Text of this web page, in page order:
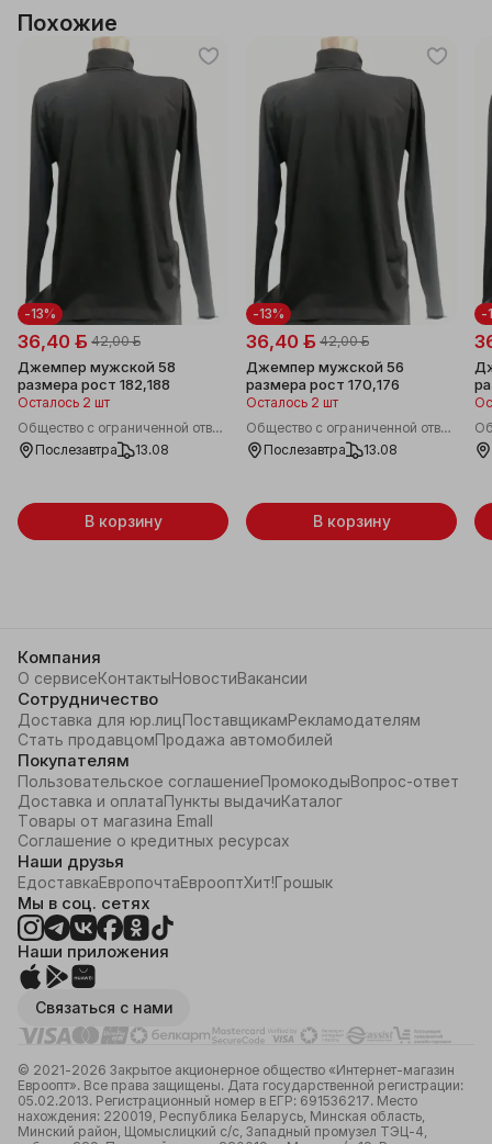
Похожие
-13%
36,40 ƃ 42,00 ƃ
Джемпер мужской 58
размера рост 182,188
Осталось 2 шт
Общество с ограниченной ответственностью "Лемармин"
Послезавтра
13.08
В корзину
-13%
36,40 ƃ 42,00 ƃ
Джемпер мужской 56
размера рост 170,176
Осталось 2 шт
Общество с ограниченной ответственностью "Лемармин"
Послезавтра
13.08
В корзину
-
Компания
О сервисеКонтактыНовостиВакансии
Сотрудничество
Доставка для юр.лицПоставщикамРекламодателям
Стать продавцомПродажа автомобилей
Покупателям
Пользовательское соглашениеПромокодыВопрос-ответ
Доставка и оплатаПункты выдачиКаталог
Товары от магазина Emall
Соглашение о кредитных ресурсах
Наши друзья
ЕдоставкаЕвропочтаЕврооптХит!Грошык
Мы в соц. сетях
Наши приложения
Связаться с нами
© 2021-2026 Закрытое акционерное общество «Интернет-магазин
Евроопт». Все права защищены. Дата государственной регистрации:
05.02.2013. Регистрационный номер в ЕГР: 691536217. Место
нахождения: 220019, Республика Беларусь, Минская область,
Минский район, Щомыслицкий с/с, Западный промузел ТЭЦ-4,